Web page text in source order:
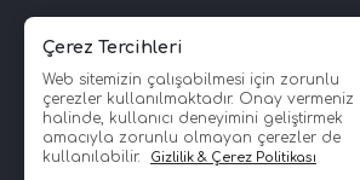
Çerez Tercihleri
Web sitemizin çalışabilmesi için zorunlu
çerezler kullanılmaktadır. Onay vermeniz
halinde, kullanıcı deneyimini geliştirmek
amacıyla zorunlu olmayan çerezler de
kullanılabilir.
Gizlilik & Çerez Politikası